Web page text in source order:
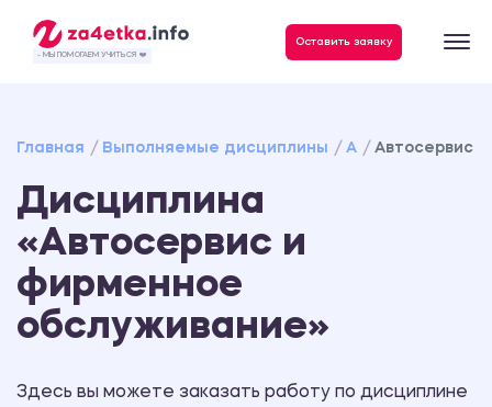
- МЫ ПОМОГАЕМ УЧИТЬСЯ ❤️
Оставить заявку
Главная Выполняемые дисциплины А Автосервис
Дисциплина
«Автосервис и
фирменное
обслуживание»
Здесь вы можете заказать работу по дисциплине